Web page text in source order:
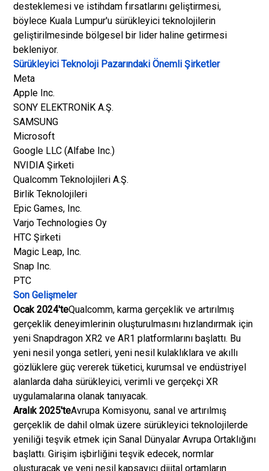
desteklemesi ve istihdam fırsatlarını geliştirmesi,
böylece Kuala Lumpur'u sürükleyici teknolojilerin
geliştirilmesinde bölgesel bir lider haline getirmesi
bekleniyor.
Sürükleyici Teknoloji Pazarındaki Önemli Şirketler
Meta
Apple Inc.
SONY ELEKTRONİK A.Ş.
SAMSUNG
Microsoft
Google LLC (Alfabe Inc.)
NVIDIA Şirketi
Qualcomm Teknolojileri A.Ş.
Birlik Teknolojileri
Epic Games, Inc.
Varjo Technologies Oy
HTC Şirketi
Magic Leap, Inc.
Snap Inc.
PTC
Son Gelişmeler
Ocak 2024'teQualcomm, karma gerçeklik ve artırılmış
gerçeklik deneyimlerinin oluşturulmasını hızlandırmak için
yeni Snapdragon XR2 ve AR1 platformlarını başlattı. Bu
yeni nesil yonga setleri, yeni nesil kulaklıklara ve akıllı
gözlüklere güç vererek tüketici, kurumsal ve endüstriyel
alanlarda daha sürükleyici, verimli ve gerçekçi XR
uygulamalarına olanak tanıyacak.
Aralık 2025'teAvrupa Komisyonu, sanal ve artırılmış
gerçeklik de dahil olmak üzere sürükleyici teknolojilerde
yeniliği teşvik etmek için Sanal Dünyalar Avrupa Ortaklığını
başlattı. Girişim işbirliğini teşvik edecek, normlar
oluşturacak ve yeni nesil kapsayıcı dijital ortamların